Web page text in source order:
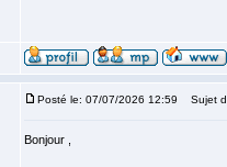
Posté le: 07/07/2026 12:59 Sujet
Bonjour ,